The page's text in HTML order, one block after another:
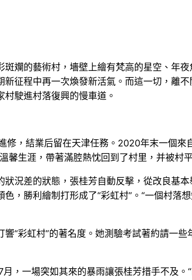
斑斕的藝術村，墻壁上繪有梵高的星空、年
新征程中再一次煥發新活氣。而這一切，離
駛進村落復興的慢車道。
修，結業后留在天津任務。2020年末一個
馨生涯，帶著滿腔熱忱回到了村里，并被村
況差的狀態，張桂芳自動反擊，從改良基
，勝利繪制打形成了“彩虹村”。“一個村
“彩虹村”的著名度。她測驗考試著約請一
，一場突如其來的暴雨讓張桂芳措手不及